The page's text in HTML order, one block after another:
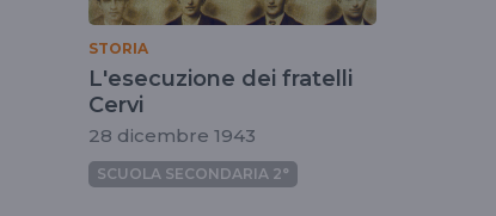
STORIA
L'esecuzione dei fratelli
Cervi
28 dicembre 1943
SCUOLA SECONDARIA 2°